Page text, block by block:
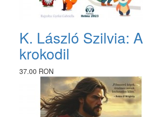
K. László Szilvia:
krokodil
37.00 RON